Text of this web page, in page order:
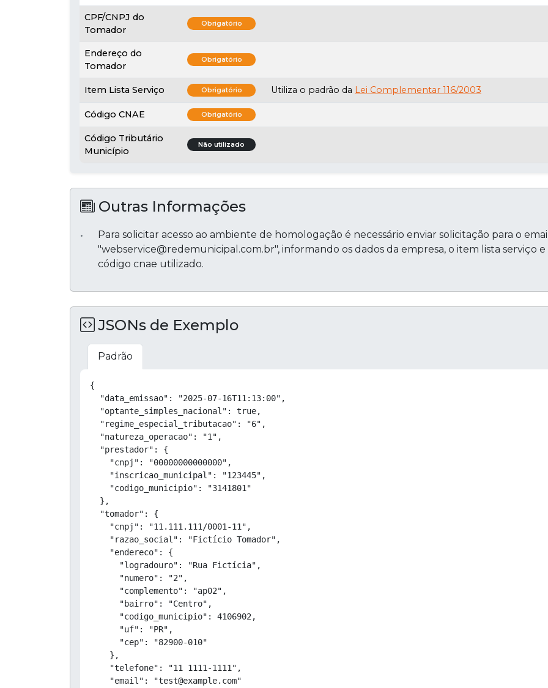
CPF/CNPJ do
Tomador
Obrigatório
Endereço do
Tomador
Obrigatório
Item Lista Serviço Obrigatório Utiliza o padrão da Lei Complementar 116/2003
Código CNAE Obrigatório
Código Tributário
Município
Não utilizado
Outras Informações
Para solicitar acesso ao ambiente de homologação é necessário enviar solicitação para o email
"webservice@redemunicipal.com.br", informando os dados da empresa, o item lista serviço e
código cnae utilizado.
JSONs de Exemplo
Padrão
{
  "data_emissao": "2025-07-16T11:13:00",
  "optante_simples_nacional": true,
  "regime_especial_tributacao": "6",
  "natureza_operacao": "1",
  "prestador": {
    "cnpj": "00000000000000",
    "inscricao_municipal": "123445",
    "codigo_municipio": "3141801"
  },
  "tomador": {
    "cnpj": "11.111.111/0001-11",
    "razao_social": "Fictício Tomador",
    "endereco": {
      "logradouro": "Rua Fictícia",
      "numero": "2",
      "complemento": "ap02",
      "bairro": "Centro",
      "codigo_municipio": 4106902,
      "uf": "PR",
      "cep": "82900-010"
    },
    "telefone": "11 1111-1111",
    "email": "test@example.com"